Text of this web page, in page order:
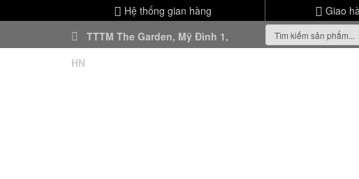
Hệ thống gian hàng Giao
TTTM The Garden, Mỹ Đình 1,
HN